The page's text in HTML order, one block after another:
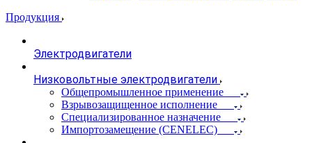
Продукция
Электродвигатели
Низковольтные электродвигатели
Общепромышленное применение
Взрывозащищенное исполнение
Специализированное назначение
Импортозамещение (CENELEC)